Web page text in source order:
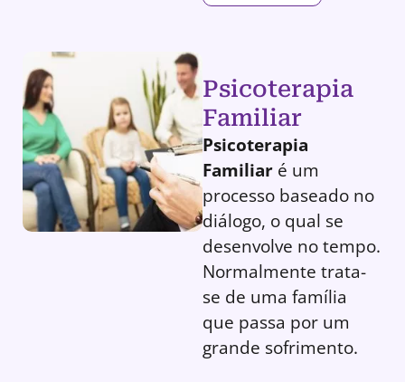
Psicoterapia
Familiar
Psicoterapia
Familiar é um
processo baseado no
diálogo, o qual se
desenvolve no tempo.
Normalmente trata-
se de uma família
que passa por um
grande sofrimento.